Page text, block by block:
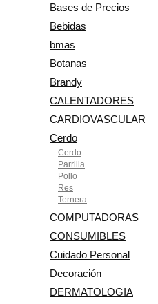
Bases de Precios
Bebidas
bmas
Botanas
Brandy
CALENTADORES
CARDIOVASCULAR
Cerdo
Cerdo
Parrilla
Pollo
Res
Ternera
COMPUTADORAS
CONSUMIBLES
Cuidado Personal
Decoración
DERMATOLOGIA